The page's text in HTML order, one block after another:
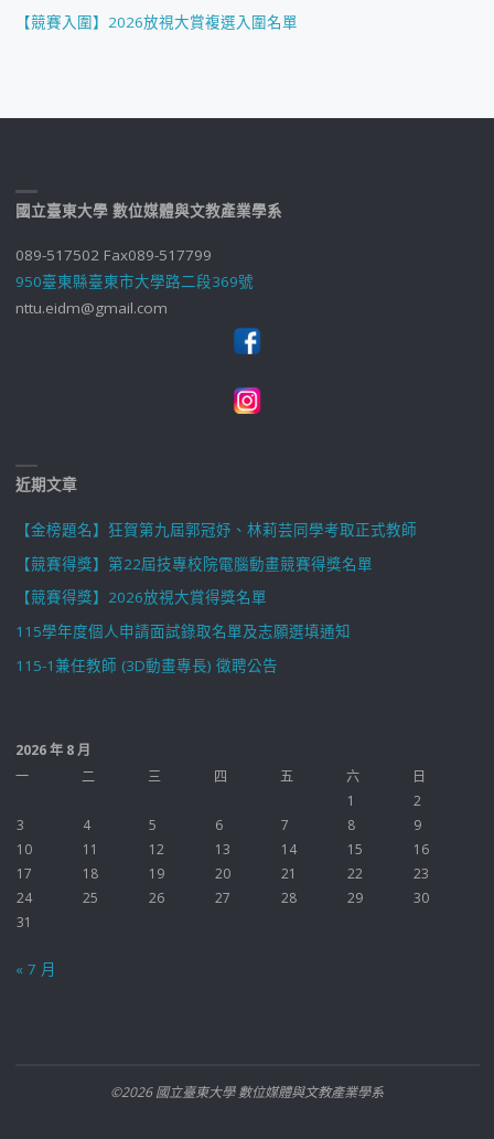
【競賽入圍】2026放視大賞複選入圍名單
國立臺東大學 數位媒體與文教產業學系
089-517502 Fax089-517799
950臺東縣臺東市大學路二段369號
nttu.eidm@gmail.com
近期文章
【金榜題名】狂賀第九屆郭冠妤、林莉芸同學考取正式教師
【競賽得獎】第22屆技專校院電腦動畫競賽得獎名單
【競賽得獎】2026放視大賞得獎名單
115學年度個人申請面試錄取名單及志願選填通知
115-1兼任教師 (3D動畫專長) 徵聘公告
2026 年 8 月
一
二 三 四 五 六
日
1
2
3
4 5 6 7 8
9
10
11 12 13 14 15
16
17
18 19 20 21 22
23
24
25 26 27 28 29
30
31
« 7 月
©2026 國立臺東大學 數位媒體與文教產業學系